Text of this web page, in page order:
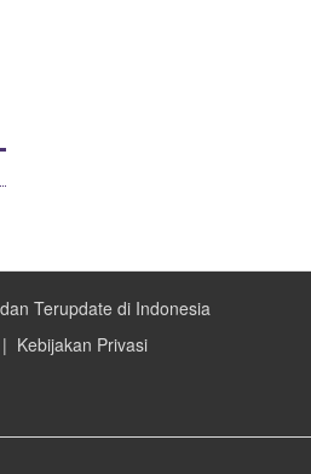
Terupdate di Indonesia
| Kebijakan Privasi